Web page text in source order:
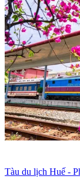
Tàu du lịch Huế -